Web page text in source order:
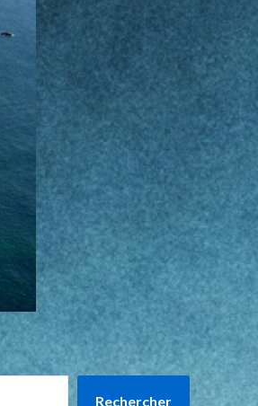
Rechercher